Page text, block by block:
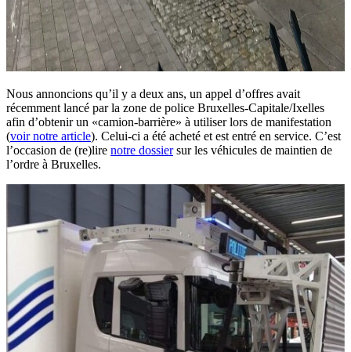
Nous annoncions qu’il y a deux ans, un appel d’offres avait
récemment lancé par la zone de police Bruxelles-Capitale/Ixelles
afin d’obtenir un «camion-barrière» à utiliser lors de manifestation
(voir notre article). Celui-ci a été acheté et est entré en service. C’est
l’occasion de (re)lire notre dossiersur les véhicules de maintien de
l’ordre à Bruxelles.